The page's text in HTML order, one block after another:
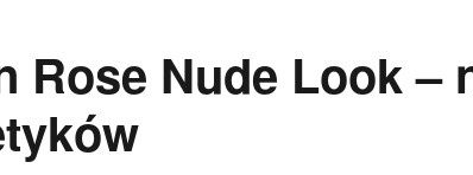
Rose Nude Look –